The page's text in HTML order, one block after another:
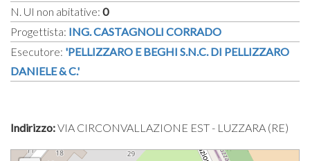
N. UI non abitative: 0
Progettista: ING. CASTAGNOLI CORRADO
Esecutore: 'PELLIZZARO E BEGHI S.N.C. DI PELLIZZARO
DANIELE & C.'
Indirizzo:VIA CIRCONVALLAZIONE EST - LUZZARA (RE)